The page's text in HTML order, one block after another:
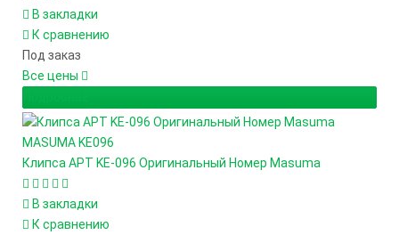
В закладки
К сравнению
Под заказ
Все цены
MASUMA KE096
Клипса АРТ KE-096 Оригинальный Номер Masuma
В закладки
К сравнению